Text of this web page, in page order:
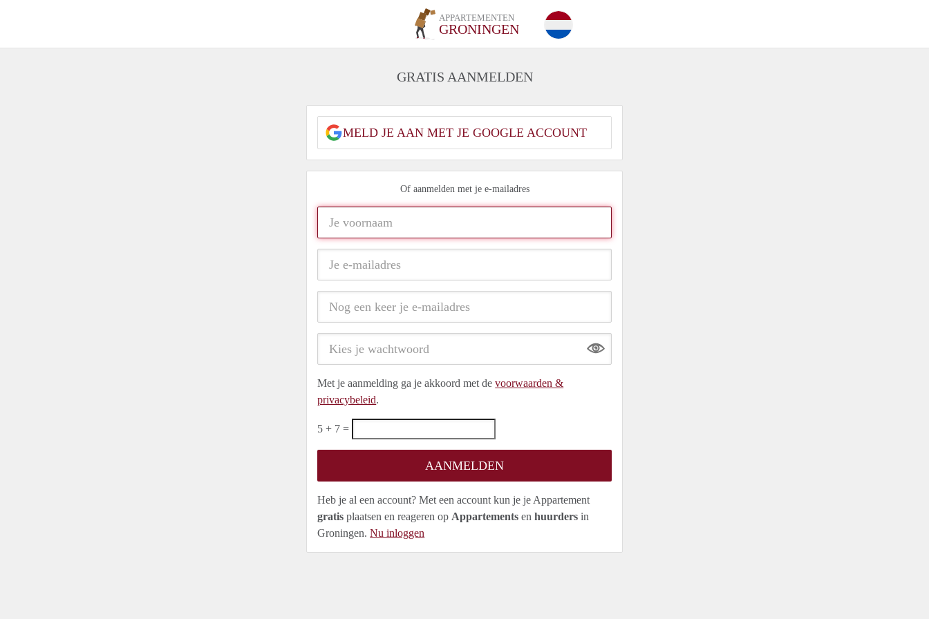
APPARTEMENTEN
GRONINGEN
GRATIS AANMELDEN
MELD JE AAN MET JE GOOGLE ACCOUNT
Of aanmelden met je e-mailadres
Show
Met je aanmelding ga je akkoord met devoorwaarden &
privacybeleid.
5 + 7 =
Heb je al een account? Met een account kun je je Appartement
gratis plaatsen en reageren op Appartements enhuurders in
Groningen.Nu inloggen